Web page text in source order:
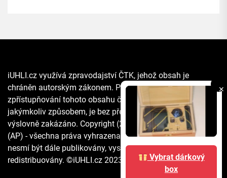
✕
Vybrat dárkový
box
iUHLI.cz využívá zpravodajství ČTK, jehož obsah je
chráněn autorským zákonem. Přepis, šíření či další
zpřístupňování tohoto obsahu či jeho části veřejnosti, a to
jakýmkoliv způsobem, je bez předchozího souhlasu ČTK
výslovně zakázáno. Copyright (2021) The Associated Press
(AP) - všechna práva vyhrazena. Materiály agentury AP
nesmí být dále publikovány, vysílány, přepisovány nebo
redistribuovány. ©iUHLI.cz 2023 All rights reserved.